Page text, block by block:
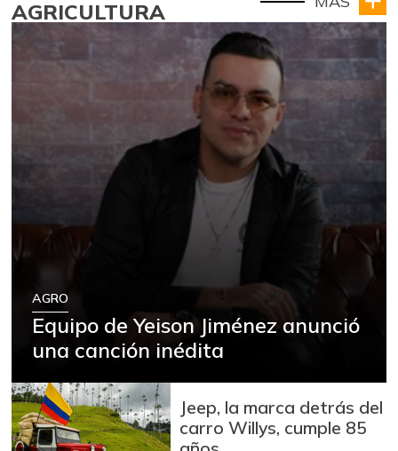
AGRICULTURA
AGRO
Equipo de Yeison Jiménez anunció
una canción inédita
Jeep, la marca detrás del
carro Willys, cumple 85